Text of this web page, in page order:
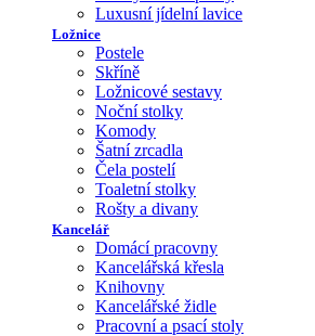
Luxusní jídelní lavice
Ložnice
Postele
Skříně
Ložnicové sestavy
Noční stolky
Komody
Šatní zrcadla
Čela postelí
Toaletní stolky
Rošty a divany
Kancelář
Domácí pracovny
Kancelářská křesla
Knihovny
Kancelářské židle
Pracovní a psací stoly